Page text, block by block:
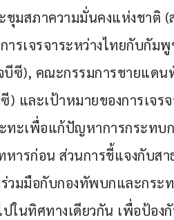
ชุมสภาความมั่นคงแห่งชาติ (
รเจรจาระหว่างไทยกับกัม
บีซี), คณะกรรมการชายแด
ละเป้าหมายของการเจรจ
ทะเพื่อแก้ปัญหาการกระทบ
หารก่อน ส่วนการชี้แจงกับส
วมมือกับกองทัพบกและกระท
ในทิศทางเดียวกัน เพื่อป้อง